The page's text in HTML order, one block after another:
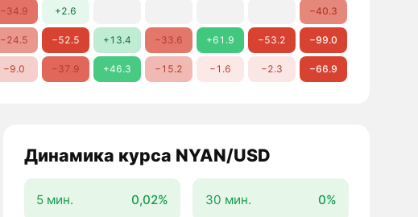
−34.9 +2.6 −40.3
−24.5 −52.5 +13.4 −33.6 +61.9 −53.2 −99.0
−9.0 −37.9 +46.3 −15.2 −1.6 −2.3 −66.9
Динамика курса NYAN/USD
5 мин. 0,02% 30 мин. 0%